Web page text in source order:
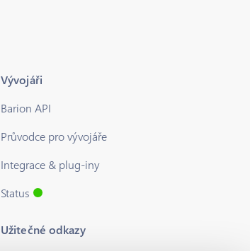
Vývojáři
Barion API
Průvodce pro vývojáře
Integrace & plug-iny
Status
Užitečné odkazy